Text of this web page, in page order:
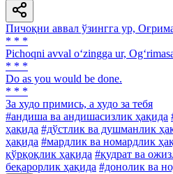
Пичоқни аввал ўзингга ур,
* * *
Pichoqni avval o‘zingga ur,
* * *
Do as you would be done.
* * *
За худо примись, а худо за тебя
#андиша ва андишасизлик ҳақида
ҳақида #дўстлик ва душманлик
ҳақида #мардлик ва номардлик
қўрқоқлик ҳақида #қудрат ва
беқарорлик ҳақида #донолик ва